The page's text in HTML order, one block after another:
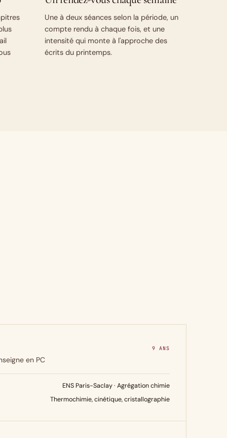
Une à deux séances selon la période, un
compte rendu à chaque fois, et une
intensité qui monte à l'approche des
écrits du printemps.
9 ANS
en PC
ENS Paris-Saclay · Agrégation chimie
Thermochimie, cinétique, cristallographie